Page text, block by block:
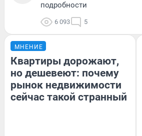
подробности
6 093 5
МНЕНИЕ
Квартиры дорожают,
но дешевеют: почему
рынок недвижимости
сейчас такой странный